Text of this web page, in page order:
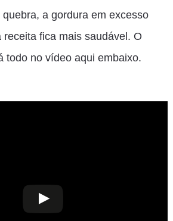
a gordura em excesso
fica mais saudável. O
todo no vídeo aqui embaixo.